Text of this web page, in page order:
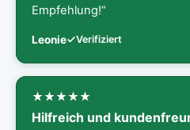
Empfehlung!“
Leonie Verifiziert
Hilfreich und